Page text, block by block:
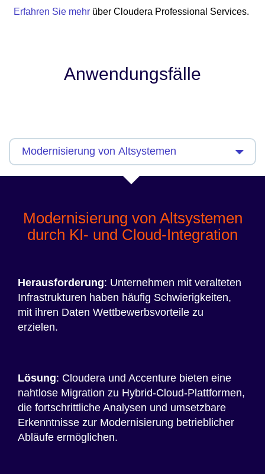
Erfahren Sie mehr über Cloudera Professional Services.
Anwendungsfälle
Modernisierung von Altsystemen
durch KI- und Cloud-Integration
Herausforderung: Unternehmen mit veralteten
Infrastrukturen haben häufig Schwierigkeiten,
mit ihren Daten Wettbewerbsvorteile zu
erzielen.
Lösung: Cloudera und Accenture bieten eine
nahtlose Migration zu Hybrid-Cloud-Plattformen,
die fortschrittliche Analysen und umsetzbare
Erkenntnisse zur Modernisierung betrieblicher
Abläufe ermöglichen.